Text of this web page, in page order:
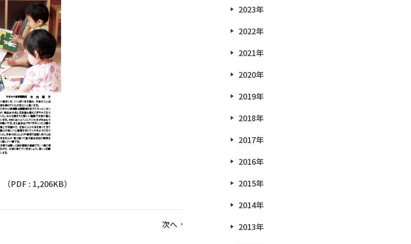
（PDF : 1,206KB）
次へ
2023年
2022年
2021年
2020年
2019年
2018年
2017年
2016年
2015年
2014年
2013年